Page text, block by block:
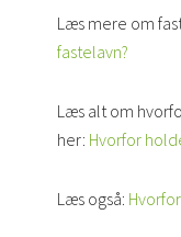
Læs mere om
fastelavn?
Læs alt om
her: Hvorfor
Læs også: